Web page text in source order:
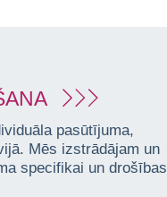
pasūtījuma,
Mēs izstrādājam un
specifikai un drošības